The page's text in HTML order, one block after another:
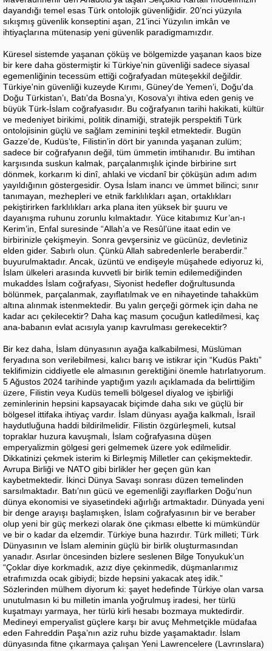
dayandığı temel esas Türk ontolojik güvenliğidir. 20’nci yüzyıla
sıkışmış güvenlik konseptini aşan, 21’inci Yüzyılın imkân ve
ihtiyaçlarına mütenasip yeni güvenlik paradigmamızdır.
Küresel sistemde yaşanan çöküş ve bölgemizde yaşanan kaos bize
bir kere daha göstermiştir ki Türkiye'nin güvenliği sadece siyasal
egemenliğinin tecessüm ettiği coğrafyadan müteşekkil değildir.
Türkiye'nin güvenliği kuzeyde Kırımı, Güney'de Yemen’i, Doğu'da
Doğu Türkistan’ı, Batı'da Bosna’yı, Kosova'yı ihtiva eden geniş ve
büyük Türk-İslam coğrafyasıdır. Bu coğrafyanın tarihi hakikati, kültür
ve medeniyet birikimi, politik dinamiği, stratejik perspektifi Türk
ontolojisinin güçlü ve sağlam zeminini teşkil etmektedir. Bugün
Gazze’de, Kudüs’te, Filistin’in dört bir yanında yaşanan zulüm;
sadece bir coğrafyanın değil, tüm ümmetin imtihanıdır. Bu imtihan
karşısında suskun kalmak, parçalanmışlık içinde birbirine sırt
dönmek, korkarım ki dinî, ahlaki ve vicdanî bir çöküşün adım adım
yayıldığının göstergesidir. Oysa İslam inancı ve ümmet bilinci; sınır
tanımayan, mezhepleri ve etnik farklılıkları aşan, ortaklıkları
pekiştirirken farklılıkları arka plana iten yüksek bir şuuru ve
dayanışma ruhunu zorunlu kılmaktadır. Yüce kitabımız Kur’an-ı
Kerim’in, Enfal suresinde “Allah’a ve Resûl’üne itaat edin ve
birbirinizle çekişmeyin. Sonra gevşersiniz ve gücünüz, devletiniz
elden gider. Sabırlı olun. Çünkü Allah sabredenlerle beraberdir.”
buyurulmaktadır. Ancak, üzüntü ve endişeyle müşahede ediyoruz ki,
İslam ülkeleri arasında kuvvetli bir birlik temin edilemediğinden
mukaddes İslam coğrafyası, Siyonist hedefler doğrultusunda
bölünmek, parçalanmak, zayıflatılmak ve en nihayetinde tahakküm
altına alınmak istenmektedir. Bu yalın gerçeği görmek için daha ne
kadar acı çekilecektir? Daha kaç masum çocuğun katledilmesi, kaç
ana-babanın evlat acısıyla yanıp kavrulması gerekecektir?
Bir kez daha, İslam dünyasının ayağa kalkabilmesi, Müslüman
feryadına son verilebilmesi, kalıcı barış ve istikrar için “Kudüs Paktı”
teklifimizin ciddiyetle ele almasının gerektiğini önemle hatırlatıyorum.
5 Ağustos 2024 tarihinde yaptığım yazılı açıklamada da belirttiğim
üzere, Filistin veya Kudüs temelli bölgesel diyalog ve işbirliği
zeminlerinin hepsini kapsayacak biçimde daha sıkı ve güçlü bir
bölgesel ittifaka ihtiyaç vardır. İslam dünyası ayağa kalkmalı, İsrail
haydutluğuna haddi bildirilmelidir. Filistin özgürleşmeli, kutsal
topraklar huzura kavuşmalı, İslam coğrafyasına düşen
emperyalizmin gölgesi geri gelmemek üzere yok edilmelidir.
Dikkatinizi çekmek isterim ki Birleşmiş Milletler can çekişmektedir.
Avrupa Birliği ve NATO gibi birlikler her geçen gün kan
kaybetmektedir. İkinci Dünya Savaşı sonrası düzen temelinden
sarsılmaktadır. Batı’nın gücü ve egemenliği zayıflarken Doğu’nun
dünya ekonomisi ve siyasetindeki ağırlığı artmaktadır. Dünyada yeni
bir denge arayışı başlamışken, İslam coğrafyasının bir ve beraber
olup yeni bir güç merkezi olarak öne çıkması elbette ki mümkündür
ve bir o kadar da elzemdir. Türkiye buna hazırdır. Türk milleti; Türk
Dünyasının ve İslam aleminin güçlü bir birlik oluşturmasından
yanadır. Asırlar öncesinden bizlere seslenen Bilge Tonyukuk’un
“Çoklar diye korkmadık, azız diye çekinmedik, düşmanlarımız
etrafımızda ocak gibiydi; bizde hepsini yakacak ateş idik.”
Sözlerinden mülhem diyorum ki: şayet hedefinde Türkiye olan varsa
unutulmasın ki bu milletin imanla yoğrulmuş iradesi, her türlü
kuşatmayı yarmaya, her türlü kirli hesabı bozmaya muktedirdir.
Medineyi emperyalist güçlere karşı bir avuç Mehmetçikle müdafaa
eden Fahreddin Paşa’nın aziz ruhu bizde yaşamaktadır. İslam
dünyasında fitne çıkarmaya çalışan Yeni Lawrencelere (Lavrınslara)